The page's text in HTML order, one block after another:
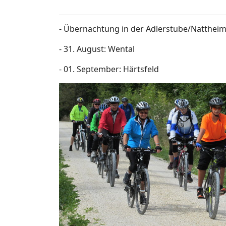
- Übernachtung in der Adlerstube/Nattheim
- 31. August: Wental
- 01. September: Härtsfeld